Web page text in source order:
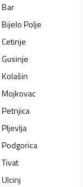
Bar
Bijelo Polje
Cetinje
Gusinje
Kolašin
Mojkovac
Petnjica
Pljevlja
Podgorica
Tivat
Ulcinj